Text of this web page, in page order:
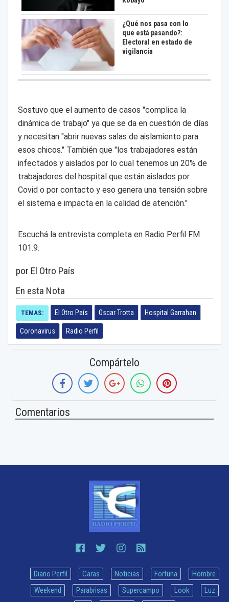
¿Qué nos pasa con lo
que está pasando?:
Electoral en estado de
vigilancia
Sostuvo que el aumento de casos "complica la
dinámica de trabajo" ya que se da en cuestión de días
y necesitan "abrir nuevas salas de aislamiento para
esos chicos." También que "los trabajadores están
infectados y aislados por lo cual tenemos un 20% de
trabajadores del hospital que están aislados por
Covid o por contacto y eso genera una tensión sobre
el sistema e impacta en la calidad de atención."
Escuchá la entrevista completa en Radio Perfil FM
101.9.
por El Otro País
En esta Nota
TEMAS: El Otro País Oscar Trotta Hospital Garrahan
Coronavirus Radio Perfil
Compártelo
Comentarios
Diario Perfil Caras Noticias Fortuna
Hombre
Weekend
Parabrisas Supercampo Look
Luz